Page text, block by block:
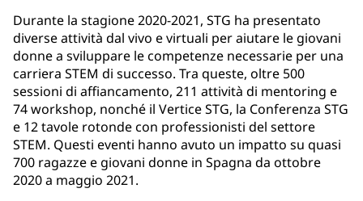
Durante la stagione 2020-2021, STG ha presentato
diverse attività dal vivo e virtuali per aiutare le giovani
donne a sviluppare le competenze necessarie per una
carriera STEM di successo. Tra queste, oltre 500
sessioni di affiancamento, 211 attività di mentoring e
74 workshop, nonché il Vertice STG, la Conferenza STG
e 12 tavole rotonde con professionisti del settore
STEM. Questi eventi hanno avuto un impatto su quasi
700 ragazze e giovani donne in Spagna da ottobre
2020 a maggio 2021.